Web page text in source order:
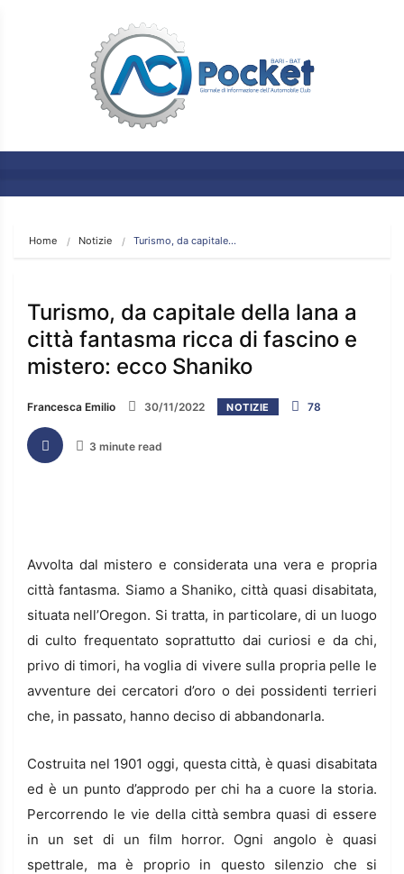
Home Notizie Turismo, da capitale…
Turismo, da capitale della lana a
città fantasma ricca di fascino e
mistero: ecco Shaniko
Francesca Emilio 30/11/2022 NOTIZIE 78
3 minute read
Avvolta dal mistero e considerata una vera e propria
città fantasma. Siamo a Shaniko, città quasi disabitata,
situata nell’Oregon. Si tratta, in particolare, di un luogo
di culto frequentato soprattutto dai curiosi e da chi,
privo di timori, ha voglia di vivere sulla propria pelle le
avventure dei cercatori d’oro o dei possidenti terrieri
che, in passato, hanno deciso di abbandonarla.
Costruita nel 1901 oggi, questa città, è quasi disabitata
ed è un punto d’approdo per chi ha a cuore la storia.
Percorrendo le vie della città sembra quasi di essere
in un set di un film horror. Ogni angolo è quasi
spettrale, ma è proprio in questo silenzio che si